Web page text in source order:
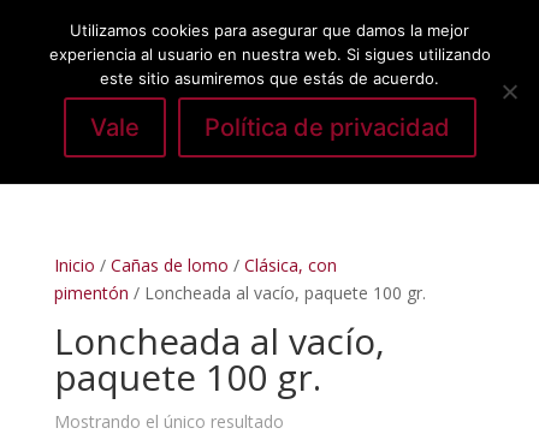
Seleccionar página
Inicio / Cañas de lomo / Clásica, con
pimentón / Loncheada al vacío, paquete 100 gr.
Loncheada al vacío,
paquete 100 gr.
Mostrando el único resultado
Utilizamos cookies para asegurar que damos la mejor
experiencia al usuario en nuestra web. Si sigues utilizando
este sitio asumiremos que estás de acuerdo.
Vale Política de privacidad